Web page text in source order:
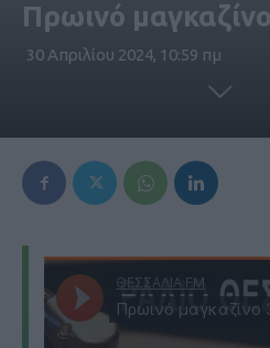
Πρωινό
30 Απριλίου 2024, 10:59 πμ